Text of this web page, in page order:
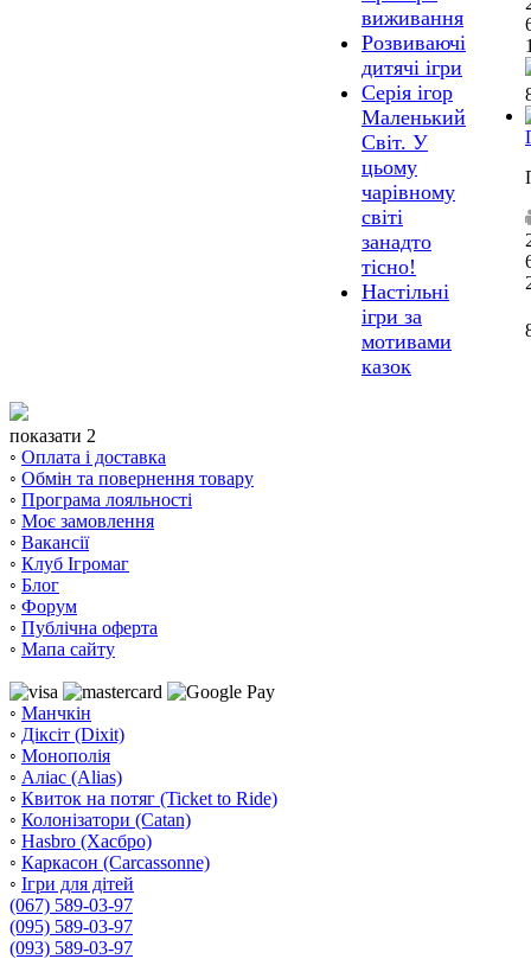
виживання
Розвиваючі
дитячі ігри
Серія ігор
Маленький
Світ. У
цьому
чарівному
світі
занадто
тісно!
Настільні
ігри за
мотивами
казок
показати 2
◦ Оплата і доставка
◦ Обмін та повернення товару
◦ Програма лояльності
◦ Моє замовлення
◦ Вакансії
◦ Клуб Ігромаг
◦ Блог
◦ Форум
◦ Публічна оферта
◦ Мапа сайту
◦ Манчкін
◦ Діксіт (Dixit)
◦ Монополія
◦ Аліас (Alias)
◦ Квиток на потяг (Ticket to Ride)
◦ Колонізатори (Catan)
◦ Hasbro (Хасбро)
◦ Каркасон (Carcassonne)
◦ Ігри для дітей
(067) 589-03-97
(095) 589-03-97
(093) 589-03-97